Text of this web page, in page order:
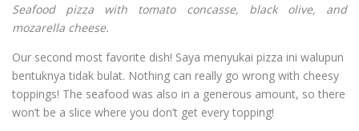
Seafood pizza with tomato concasse, black olive, and
mozarella cheese.
Our second most favorite dish! Saya menyukai pizza ini walupun
bentuknya tidak bulat. Nothing can really go wrong with cheesy
toppings! The seafood was also in a generous amount, so there
won’t be a slice where you don’t get every topping!